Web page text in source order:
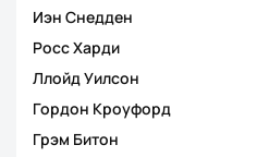
Иэн Снедден
Росс Харди
Ллойд Уилсон
Гордон Кроуфорд
Грэм Битон